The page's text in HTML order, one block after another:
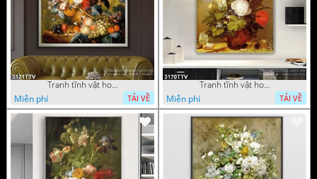
Tranh tĩnh vật hoa quả sơn dầu đẹp
Miễn phí
TẢI VỀ
Tranh tĩnh vật hoa quả sơn dầu độc đáo
Miễn phí
TẢI VỀ